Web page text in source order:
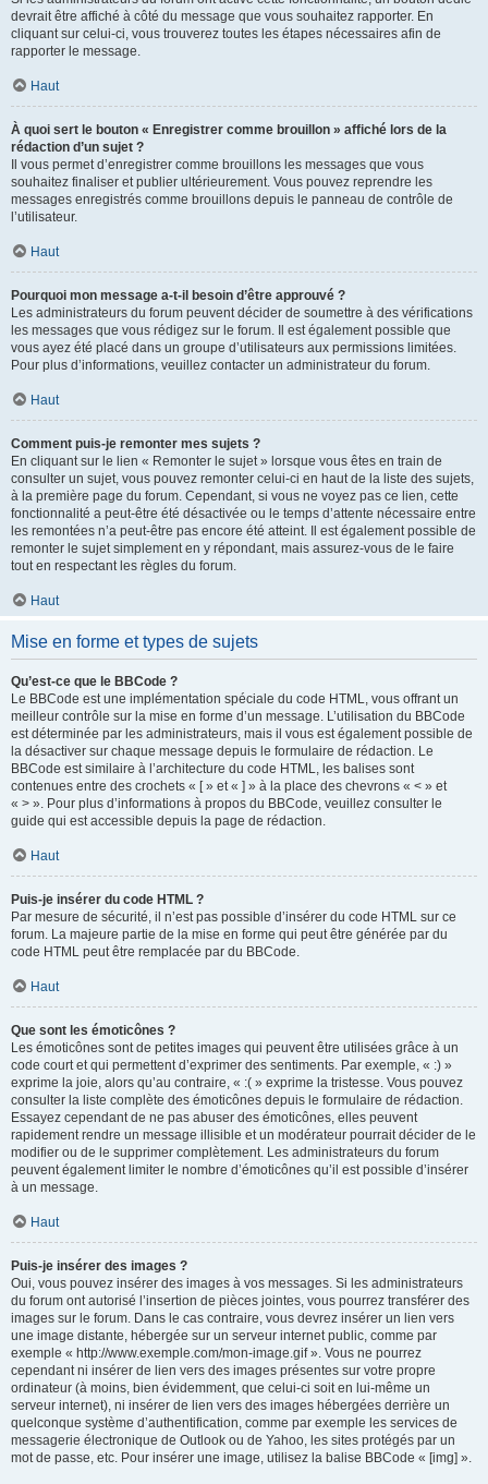
devrait être affiché à côté du message que vous souhaitez rapporter. En
cliquant sur celui-ci, vous trouverez toutes les étapes nécessaires afin de
rapporter le message.
Haut
À quoi sert le bouton « Enregistrer comme brouillon » affiché lors de la
rédaction d’un sujet ?
Il vous permet d’enregistrer comme brouillons les messages que vous
souhaitez finaliser et publier ultérieurement. Vous pouvez reprendre les
messages enregistrés comme brouillons depuis le panneau de contrôle de
l’utilisateur.
Haut
Pourquoi mon message a-t-il besoin d’être approuvé ?
Les administrateurs du forum peuvent décider de soumettre à des vérifications
les messages que vous rédigez sur le forum. Il est également possible que
vous ayez été placé dans un groupe d’utilisateurs aux permissions limitées.
Pour plus d’informations, veuillez contacter un administrateur du forum.
Haut
Comment puis-je remonter mes sujets ?
En cliquant sur le lien « Remonter le sujet » lorsque vous êtes en train de
consulter un sujet, vous pouvez remonter celui-ci en haut de la liste des sujets,
à la première page du forum. Cependant, si vous ne voyez pas ce lien, cette
fonctionnalité a peut-être été désactivée ou le temps d’attente nécessaire entre
les remontées n’a peut-être pas encore été atteint. Il est également possible de
remonter le sujet simplement en y répondant, mais assurez-vous de le faire
tout en respectant les règles du forum.
Haut
Mise en forme et types de sujets
Qu’est-ce que le BBCode ?
Le BBCode est une implémentation spéciale du code HTML, vous offrant un
meilleur contrôle sur la mise en forme d’un message. L’utilisation du BBCode
est déterminée par les administrateurs, mais il vous est également possible de
la désactiver sur chaque message depuis le formulaire de rédaction. Le
BBCode est similaire à l’architecture du code HTML, les balises sont
contenues entre des crochets « [ » et « ] » à la place des chevrons « < » et
« > ». Pour plus d’informations à propos du BBCode, veuillez consulter le
guide qui est accessible depuis la page de rédaction.
Haut
Puis-je insérer du code HTML ?
Par mesure de sécurité, il n’est pas possible d’insérer du code HTML sur ce
forum. La majeure partie de la mise en forme qui peut être générée par du
code HTML peut être remplacée par du BBCode.
Haut
Que sont les émoticônes ?
Les émoticônes sont de petites images qui peuvent être utilisées grâce à un
code court et qui permettent d’exprimer des sentiments. Par exemple, « :) »
exprime la joie, alors qu’au contraire, « :( » exprime la tristesse. Vous pouvez
consulter la liste complète des émoticônes depuis le formulaire de rédaction.
Essayez cependant de ne pas abuser des émoticônes, elles peuvent
rapidement rendre un message illisible et un modérateur pourrait décider de le
modifier ou de le supprimer complètement. Les administrateurs du forum
peuvent également limiter le nombre d’émoticônes qu’il est possible d’insérer
à un message.
Haut
Puis-je insérer des images ?
Oui, vous pouvez insérer des images à vos messages. Si les administrateurs
du forum ont autorisé l’insertion de pièces jointes, vous pourrez transférer des
images sur le forum. Dans le cas contraire, vous devrez insérer un lien vers
une image distante, hébergée sur un serveur internet public, comme par
exemple « http://www.exemple.com/mon-image.gif ». Vous ne pourrez
cependant ni insérer de lien vers des images présentes sur votre propre
ordinateur (à moins, bien évidemment, que celui-ci soit en lui-même un
serveur internet), ni insérer de lien vers des images hébergées derrière un
quelconque système d’authentification, comme par exemple les services de
messagerie électronique de Outlook ou de Yahoo, les sites protégés par un
mot de passe, etc. Pour insérer une image, utilisez la balise BBCode « [img] ».